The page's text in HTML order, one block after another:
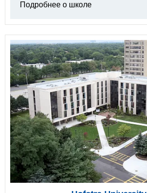
Подробнее о школе